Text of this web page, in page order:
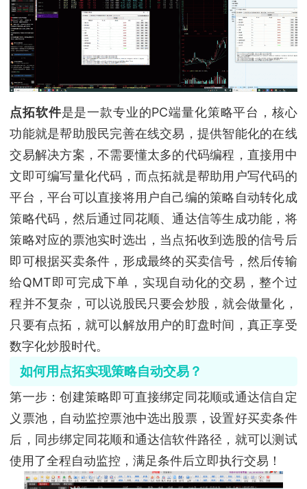
点拓软件是是一款专业的PC端量化策略平台，核心
功能就是帮助股民完善在线交易，提供智能化的在线
交易解决方案，不需要懂太多的代码编程，直接用中
文即可编写量化代码，而点拓就是帮助用户写代码的
平台，平台可以直接将用户自己编的策略自动转化成
策略代码，然后通过同花顺、通达信等生成功能，将
策略对应的票池实时选出，当点拓收到选股的信号后
即可根据买卖条件，形成最终的买卖信号，然后传输
给QMT即可完成下单，实现自动化的交易，整个过
程并不复杂，可以说股民只要会炒股，就会做量化，
只要有点拓，就可以解放用户的盯盘时间，真正享受
数字化炒股时代。
如何用点拓实现策略自动交易？
第一步：创建策略即可直接绑定同花顺或通达信自定
义票池，自动监控票池中选出股票，设置好买卖条件
后，同步绑定同花顺和通达信软件路径，就可以测试
使用了全程自动监控，满足条件后立即执行交易！